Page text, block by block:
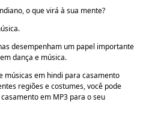
o que virá à sua mente?
desempenham um papel importante
dança e música.
músicas em hindi para casamento
regiões e costumes, você pode
em MP3 para o seu